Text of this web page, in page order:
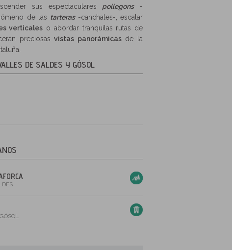
sus espectaculares pollegons-
de las tarteras-canchales-, escalar
verticales o abordar tranquilas rutas de
preciosasvistas panorámicasde la
DE SALDES Y GÓSOL
GÓSOL